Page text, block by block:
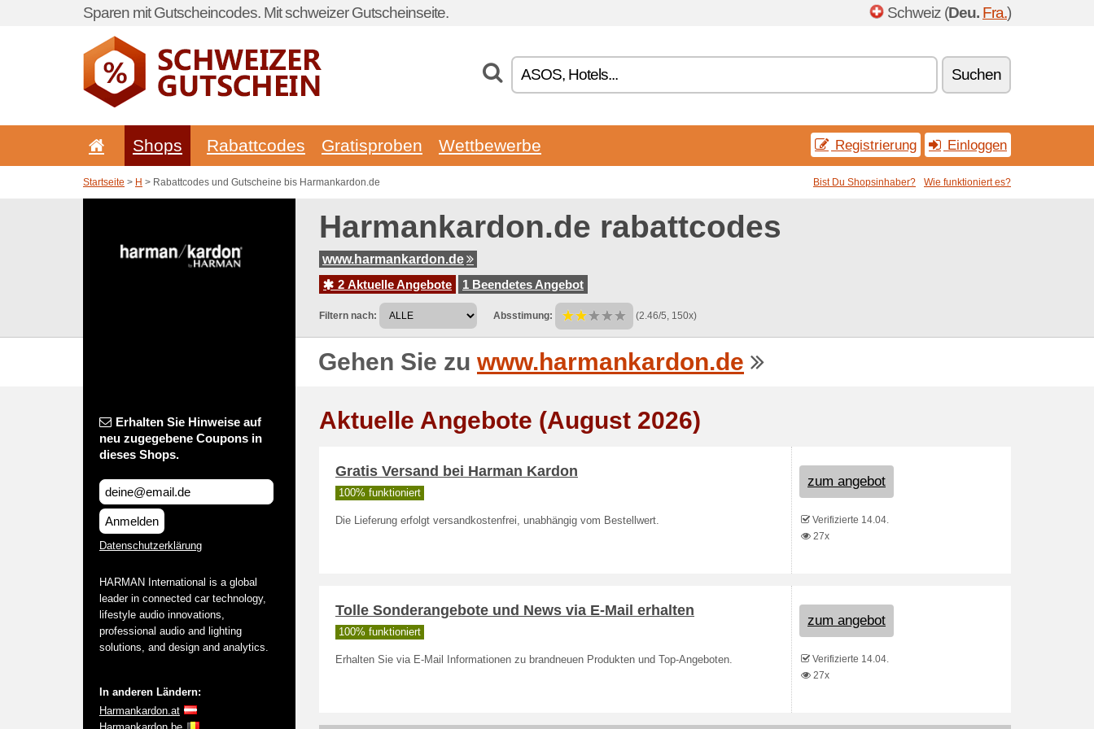
Sparen mit Gutscheincodes. Mit schweizer Gutscheinseite. Schweiz (Deu. Fra.)
Suchen
Shops Rabattcodes Gratisproben Wettbewerbe Registrierung Einloggen
Startseite > H > Rabattcodes und Gutscheine bis Harmankardon.de Bist Du Shopsinhaber? Wie funktioniert es?
Harmankardon.de rabattcodes
www.harmankardon.de
2 Aktuelle Angebote
1 Beendetes Angebot
Filtern nach: Absstimung: (2.46/5, 150x)
Gehen Sie zu www.harmankardon.de
Erhalten Sie Hinweise auf
neu zugegebene Coupons in
dieses Shops.
Anmelden
Datenschutzerklärung
HARMAN International is a global
leader in connected car technology,
lifestyle audio innovations,
professional audio and lighting
solutions, and design and analytics.
In anderen Ländern:
Harmankardon.at
Aktuelle Angebote (August 2026)
Gratis Versand bei Harman Kardon
100% funktioniert
Die Lieferung erfolgt versandkostenfrei, unabhängig vom Bestellwert.
zum angebot
Verifizierte 14.04.
27x
Tolle Sonderangebote und News via E-Mail erhalten
100% funktioniert
Erhalten Sie via E-Mail Informationen zu brandneuen Produkten und Top-Angeboten.
zum angebot
Verifizierte 14.04.
27x